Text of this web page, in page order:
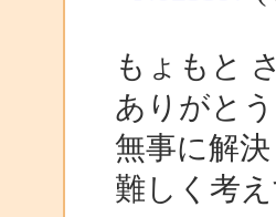
もょもと
ありがと
無事に解決
難しく考